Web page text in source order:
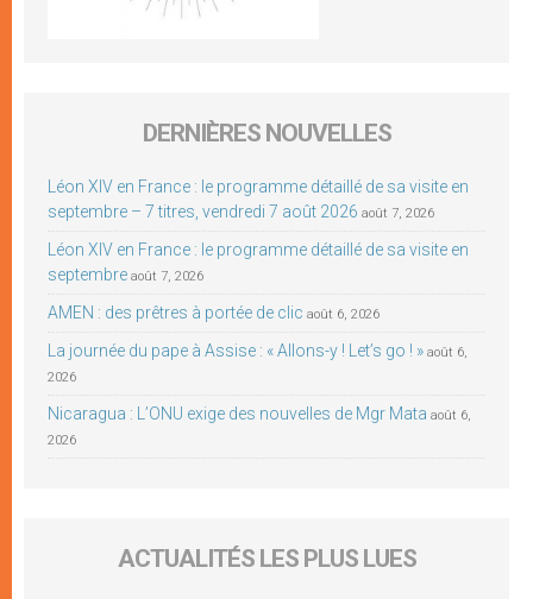
DERNIÈRES NOUVELLES
Léon XIV en France : le programme détaillé de sa visite en
septembre – 7 titres, vendredi 7 août 2026 août 7, 2026
Léon XIV en France : le programme détaillé de sa visite en
septembre août 7, 2026
AMEN : des prêtres à portée de clic août 6, 2026
La journée du pape à Assise : « Allons-y ! Let’s go ! » août 6,
2026
Nicaragua : L’ONU exige des nouvelles de Mgr Mata août 6,
2026
ACTUALITÉS LES PLUS LUES